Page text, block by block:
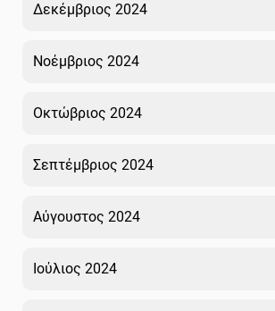
Δεκέμβριος 2024
Νοέμβριος 2024
Οκτώβριος 2024
Σεπτέμβριος 2024
Αύγουστος 2024
Ιούλιος 2024